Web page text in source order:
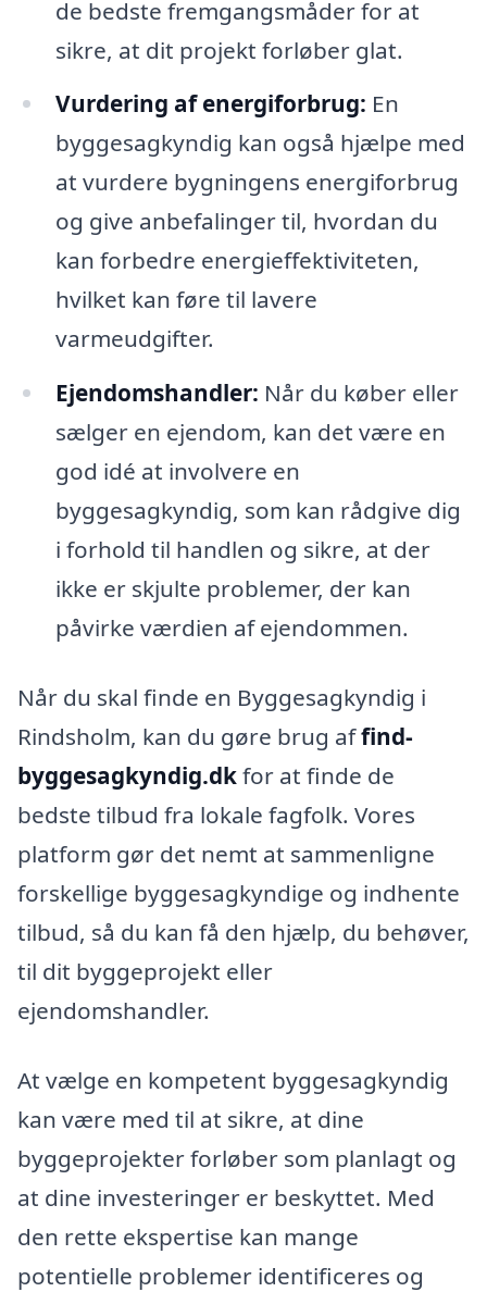
de bedste fremgangsmåder for at
sikre, at dit projekt forløber glat.
Vurdering af energiforbrug: En
byggesagkyndig kan også hjælpe med
at vurdere bygningens energiforbrug
og give anbefalinger til, hvordan du
kan forbedre energieffektiviteten,
hvilket kan føre til lavere
varmeudgifter.
Ejendomshandler: Når du køber eller
sælger en ejendom, kan det være en
god idé at involvere en
byggesagkyndig, som kan rådgive dig
i forhold til handlen og sikre, at der
ikke er skjulte problemer, der kan
påvirke værdien af ejendommen.
Når du skal finde en Byggesagkyndig i
Rindsholm, kan du gøre brug affind-
byggesagkyndig.dkfor at finde de
bedste tilbud fra lokale fagfolk. Vores
platform gør det nemt at sammenligne
forskellige byggesagkyndige og indhente
tilbud, så du kan få den hjælp, du behøver,
til dit byggeprojekt eller
ejendomshandler.
At vælge en kompetent byggesagkyndig
kan være med til at sikre, at dine
byggeprojekter forløber som planlagt og
at dine investeringer er beskyttet. Med
den rette ekspertise kan mange
potentielle problemer identificeres og